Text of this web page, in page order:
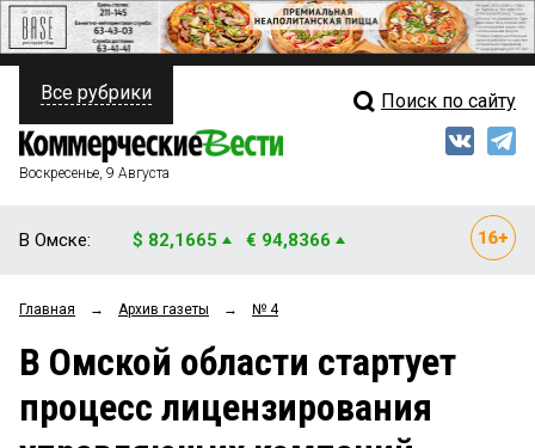
ПОЛИТИКА
ФИНАНСЫ
ОБЩЕСТВО
ЗАКОН
НОВОСТИ КОМПАНИЙ
Свежий выпуск
Рейтинги
Блоги
Все рубрики Поиск по сайту
Воскресенье, 9 Августа
В Омске: $ 82,1665 € 94,8366
Главная → Архив газеты → № 4
В Омской области стартует
процесс лицензирования